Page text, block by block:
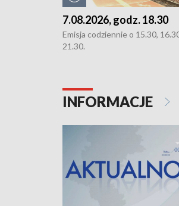
7.08.2026, godz. 18.30
Emisja codziennie o 15.30,
21.30.
INFORMACJE